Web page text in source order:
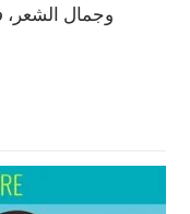
وجمال الشعر،